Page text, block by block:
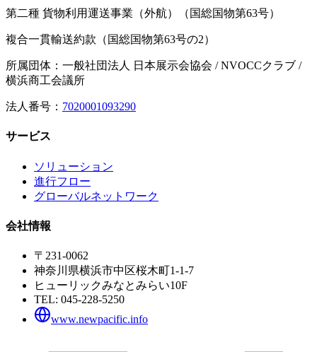
第二種 貨物利用運送事業（外航）（国総国物第63号）
複合一貫輸送約款（国総国物第63号の2）
所属団体：一般社団法人 日本展示会協会 / NVOCCクラブ /
横浜商工会議所
法人番号： 7020001093290
サービス
ソリューション
進行フロー
グローバルネットワーク
会社情報
〒231-0062
神奈川県横浜市中区桜木町1-1-7
ヒューリックみなとみらい10F
TEL: 045-228-5250
www.newpacific.info